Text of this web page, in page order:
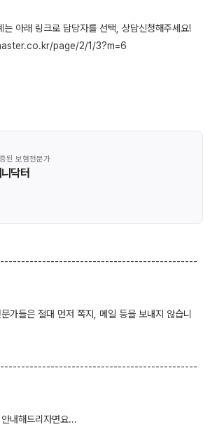
는 아래 링크로 담당자를 선택, 상담신청해주세요!
된 보험전문가
닥터
가들은 절대 먼저 쪽지, 메일 등을 보내지 않습니
내해드리자면요...